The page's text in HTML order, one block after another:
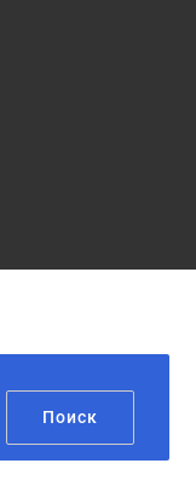
Поиск